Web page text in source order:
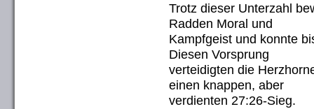
Trotz dieser Unterzahl
Radden Moral und
Kampfgeist und konnte
Diesen Vorsprung
verteidigten die
einen knappen, aber
verdienten 27:26-Sieg.